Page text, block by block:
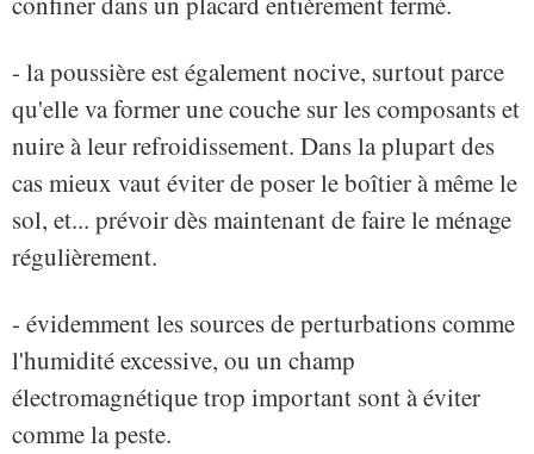
- la poussière est également nocive, surtout parce
qu'elle va former une couche sur les composants et
nuire à leur refroidissement. Dans la plupart des
cas mieux vaut éviter de poser le boîtier à même le
sol, et... prévoir dès maintenant de faire le ménage
régulièrement.
- évidemment les sources de perturbations comme
l'humidité excessive, ou un champ
électromagnétique trop important sont à éviter
comme la peste.